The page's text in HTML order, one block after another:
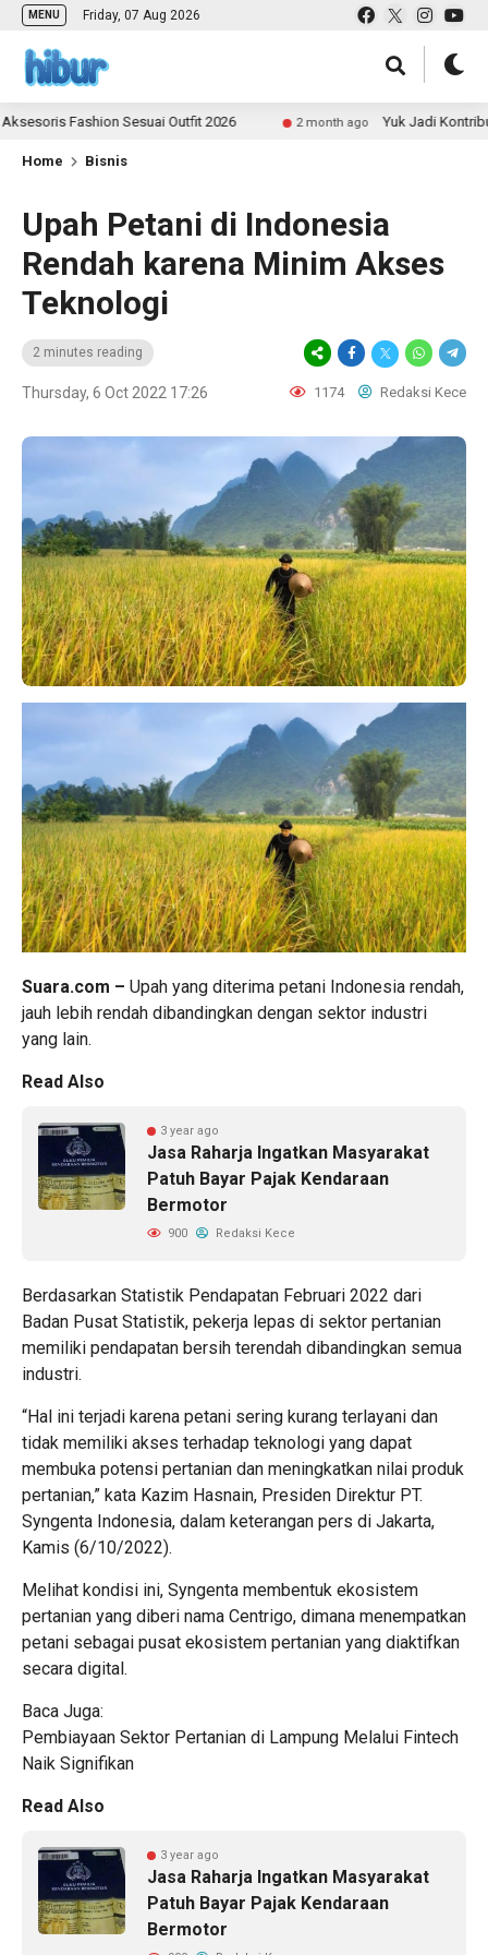
MENU Friday, 07 Aug 2026
Fashion Sesuai Outfit 2026 2 month ago Yuk Jadi Kontributor
Home Bisnis
Upah Petani di Indonesia
Rendah karena Minim Akses
Teknologi
2 minutes reading
Thursday, 6 Oct 2022 17:26 1174 Redaksi Kece
Suara.com – Upah yang diterima petani Indonesia rendah,
jauh lebih rendah dibandingkan dengan sektor industri
yang lain.
Read Also
3 year ago
Jasa Raharja Ingatkan Masyarakat
Patuh Bayar Pajak Kendaraan
Bermotor
900 Redaksi Kece
Berdasarkan Statistik Pendapatan Februari 2022 dari
Badan Pusat Statistik, pekerja lepas di sektor pertanian
memiliki pendapatan bersih terendah dibandingkan semua
industri.
“Hal ini terjadi karena petani sering kurang terlayani dan
tidak memiliki akses terhadap teknologi yang dapat
membuka potensi pertanian dan meningkatkan nilai produk
pertanian,” kata Kazim Hasnain, Presiden Direktur PT.
Syngenta Indonesia, dalam keterangan pers di Jakarta,
Kamis (6/10/2022).
Melihat kondisi ini, Syngenta membentuk ekosistem
pertanian yang diberi nama Centrigo, dimana menempatkan
petani sebagai pusat ekosistem pertanian yang diaktifkan
secara digital.
Baca Juga:
Pembiayaan Sektor Pertanian di Lampung Melalui Fintech
Naik Signifikan
Read Also
3 year ago
Jasa Raharja Ingatkan Masyarakat
Patuh Bayar Pajak Kendaraan
Bermotor